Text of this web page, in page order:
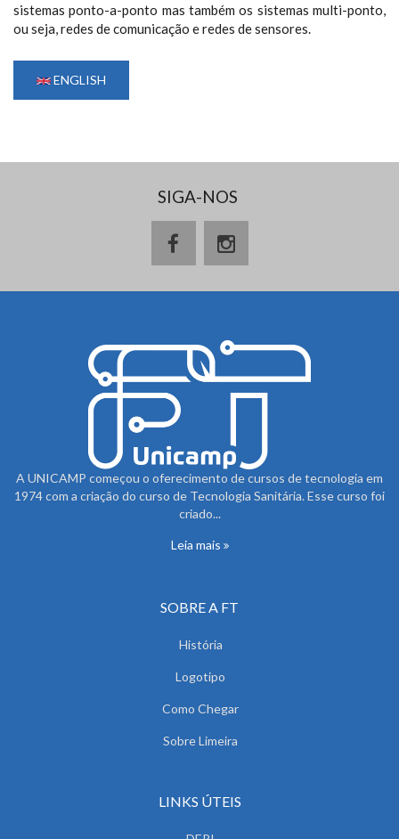
sistemas ponto-a-ponto mas também os sistemas multi-ponto,
ou seja, redes de comunicação e redes de sensores.
ENGLISH
SIGA-NOS
A UNICAMP começou o oferecimento de cursos de tecnologia em
1974 com a criação do curso de Tecnologia Sanitária. Esse curso foi
criado...
Leia mais
SOBRE A FT
História
Logotipo
Como Chegar
Sobre Limeira
LINKS ÚTEIS